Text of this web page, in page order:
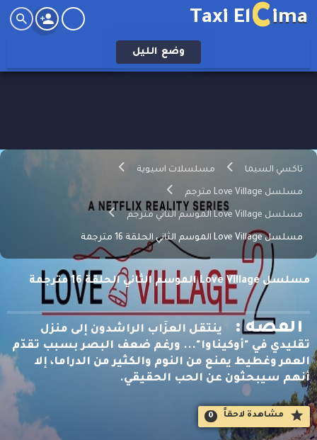
Taxi ElCima
وضع الليل
تاكسي السيما مسلسلات اسيوية
مسلسل Love Village مترجم
مسلسل Love Village الموسم الثاني مترجم
مسلسل Love Village الموسم الثاني الحلقة 16 مترجمة
مسلسل Love Village الموسم الثاني الحلقة 16 مترجمة
القصه :
ينتقل العزّاب الراشدون إلى منزل
تقليدي في "أوكيناوا"... ورغم ضعف البصر بسبب تقدّم
العمر وغطيط يمنع من النوم والكثير من الدراما، إلا
أنهم سيبحثون عن الحب الحقيقي.
مشاهدة لاحقاََ 0